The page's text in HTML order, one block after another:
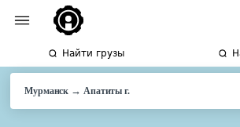
Найти грузы
Мурманск → Апатитыг.